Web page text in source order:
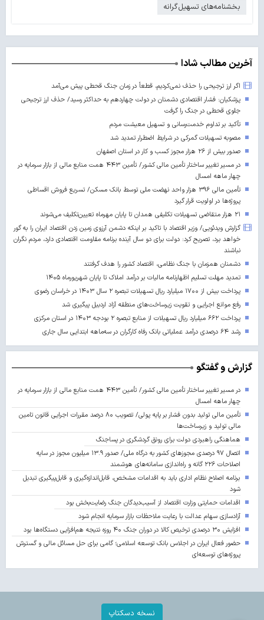
بخشنامه‌های تسهیل‌گرانه
آخرین مطالب شادا
اگر ارز ترجیحی را حذف نمی‌کردیم، قطعاً در زمان جنگ قحطی پیش می‌آمد
پزشکیان: فشار اقتصادی دشمنان در دولت چهاردهم به حداکثر رسید/ حذف ارز ترجیحی
جلوی قحطی در جنگ را گرفت
تأکید بر تداوم خدمت‌رسانی و تسهیل معیشت مردم
مصوبه تسهیلات گمرکی در شرایط اضطرار تمدید شد
صدور بیش از ۲۶ هزار مجوز کسب‌ و کار در استان اصفهان
در مسیر تغییر ساختار تأمین مالی کشور/ تأمین ۴۴۳ همت منابع مالی از بازار سرمایه در
چهار ماهه امسال
تأمین مالی ۳۹۶ هزار واحد نهضت ملی توسط بانک مسکن/ تسریع فروش اقساطی
پروژه‌ها در اولویت قرار گیرد
۲۱ هزار متقاضی تسهیلات تکلیفی همدان تا پایان مهرماه تعیین‌تکلیف می‌شوند
گزارش ویدئویی/ وزیر اقتصاد با تاکید بر اینکه دشمن آرزوی زمین زدن اقتصاد ایران را به گور
خواهد برد، تصریح کرد: دولت برای دو سال آینده برنامه مقاومت اقتصادی دارد، مردم نگران
نباشند
دشمنان همزمان با جنگ نظامی، اقتصاد کشور را هدف گرفتند
تمدید مهلت تسلیم اظهارنامه مالیات بر درآمد املاک تا پایان شهریورماه ۱۴۰۵
پرداخت بیش از ۱۷۰۰ میلیارد ریال تسهیلات تبصره ۲ سال ۱۴۰۳ در خراسان رضوی
رفع موانع اجرایی و تقویت زیرساخت‌های منطقه آزاد اردبیل پیگیری شد
پرداخت ۶۶۲ میلیارد ریال تسهیلات از منابع تبصره ۲ بودجه ۱۴۰۳ در استان مرکزی
رشد ۶۴ درصدی درآمد عملیاتی بانک رفاه کارگران در سه‌ماهه ابتدایی سال جاری
گزارش و گفتگو
در مسیر تغییر ساختار تأمین مالی کشور/ تأمین ۴۴۳ همت منابع مالی از بازار سرمایه در
چهار ماهه امسال
تأمین مالی تولید بدون فشار بر پایه پولی/ تصویب ۸۰ درصد مقررات اجرایی قانون تامین
مالی تولید و زیرساخت‌ها
هماهنگی راهبردی دولت برای رونق گردشگری در پساجنگ
اتصال ۹۷ درصدی مجوزهای کشور به درگاه ملی/ صدور ۱۳.۹ میلیون مجوز در سایه
اصلاحات ۲۲۶ گانه و راه‌اندازی سامانه‌های هوشمند
برنامه اصلاح نظام اداری باید به اقدامات مشخص، قابل‌اندازه‌گیری و قابل‌پیگیری تبدیل
شود
اقدامات حمایتی وزارت اقتصاد از آسیب‌دیدگان جنگ رضایت‌بخش بود
آزادسازی سهام عدالت با رعایت ملاحظات بازار سرمایه انجام شود
افزایش ۳۰ درصدی ترخیص کالا در دوران جنگ ۴۰ روزه نتیجه هم‌افزایی دستگاه‌ها بود
حضور فعال ایران در اجلاس بانک توسعه اسلامی؛ گامی برای حل مسائل مالی و گسترش
پروژه‌های توسعه‌ای
نسخه دسکتاپ